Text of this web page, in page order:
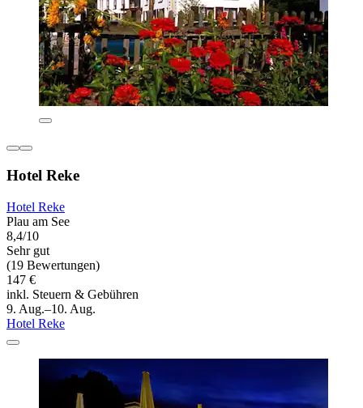
Hotel Reke
Hotel Reke
Plau am See
8,4/10
Sehr gut
(19 Bewertungen)
147 €
inkl. Steuern & Gebühren
9. Aug.–10. Aug.
Hotel Reke